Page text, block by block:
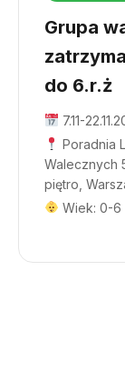
Grupa
do 6.r.ż
7.11-
Poradnia
Walecznych
piętro,
Wiek: 0-6